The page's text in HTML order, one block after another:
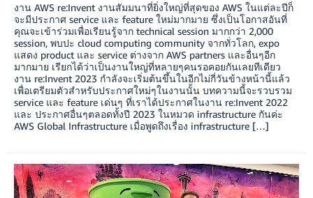
งาน AWS re:Invent งานสัมมนาที่ยิ่งใหญ่ที่สุดของ AWS ในแต่ละปีก็
จะมีประกาศ service และ feature ใหม่มากมาย ซึ่งเป็นโอกาสอันที่
คุณจะเข้าร่วมเพื่อเรียนรู้จาก technical session มากกว่า 2,000
session, พบปะ cloud computing community จากทั่วโลก, expo
แสดง product และ service ต่างจาก AWS partners และอื่นๆอีก
มากมาย เรียกได้ว่าเป็นงานใหญ่ที่หลายๆคนรอคอยกันเลยทีเดียว
งาน re:Invent 2023 กำลังจะเริ่มต้นขึ้นในอีกไม่กี่วันข้างหน้านี้แล้ว
เพื่อเตรียมตัวสำหรับประกาศใหม่ๆในงานนั้น บทความนี้จะรวบรวม
service และ feature เด่นๆ ที่เราได้ประกาศในงาน re:Invent 2022
และ ประกาศอื่นๆตลอดทั้งปี 2023 ในหมวด infrastructure กันค่ะ
AWS Global Infrastructure เมื่อพูดถึงเรื่อง infrastructure […]